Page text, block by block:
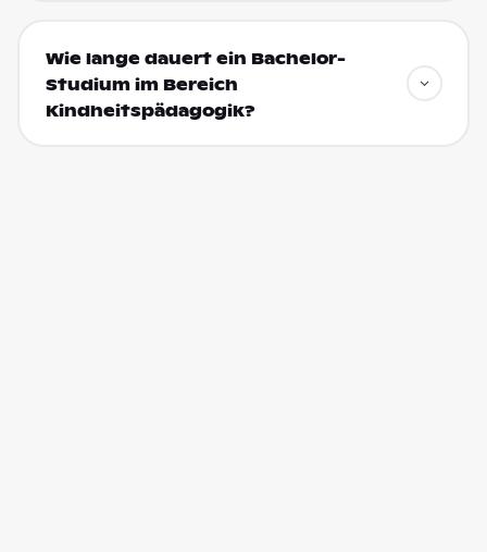
Wie lange dauert ein Bachelor-
Studium im Bereich
Kindheitspädagogik?